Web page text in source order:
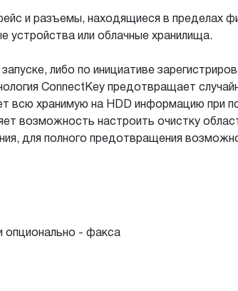
и разъемы, находящиеся в пределах
устройства или облачные хранилища.
либо по инициативе
ConnectKey предотвращает
всю хранимую на HDD информацию при
возможность настроить очистку
для полного предотвращения
опционально - факса